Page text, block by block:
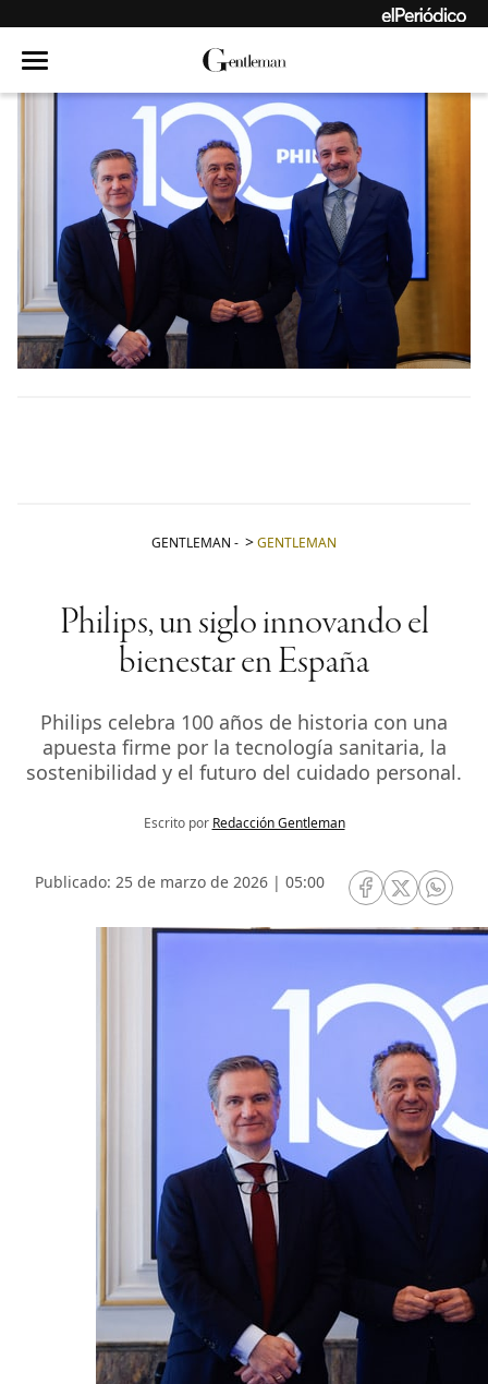
GENTLEMAN - GENTLEMAN
Philips, un siglo innovando el
bienestar en España
Philips celebra 100 años de historia con una
apuesta firme por la tecnología sanitaria, la
sostenibilidad y el futuro del cuidado personal.
Escrito por Redacción Gentleman
Publicado: 25 de marzo de 2026 | 05:00
RRSS Facebook
RRSSRRSS